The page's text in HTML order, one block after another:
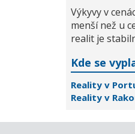
Výkyvy v
menší než u
realit je
Kde se
Reality v
Reality v